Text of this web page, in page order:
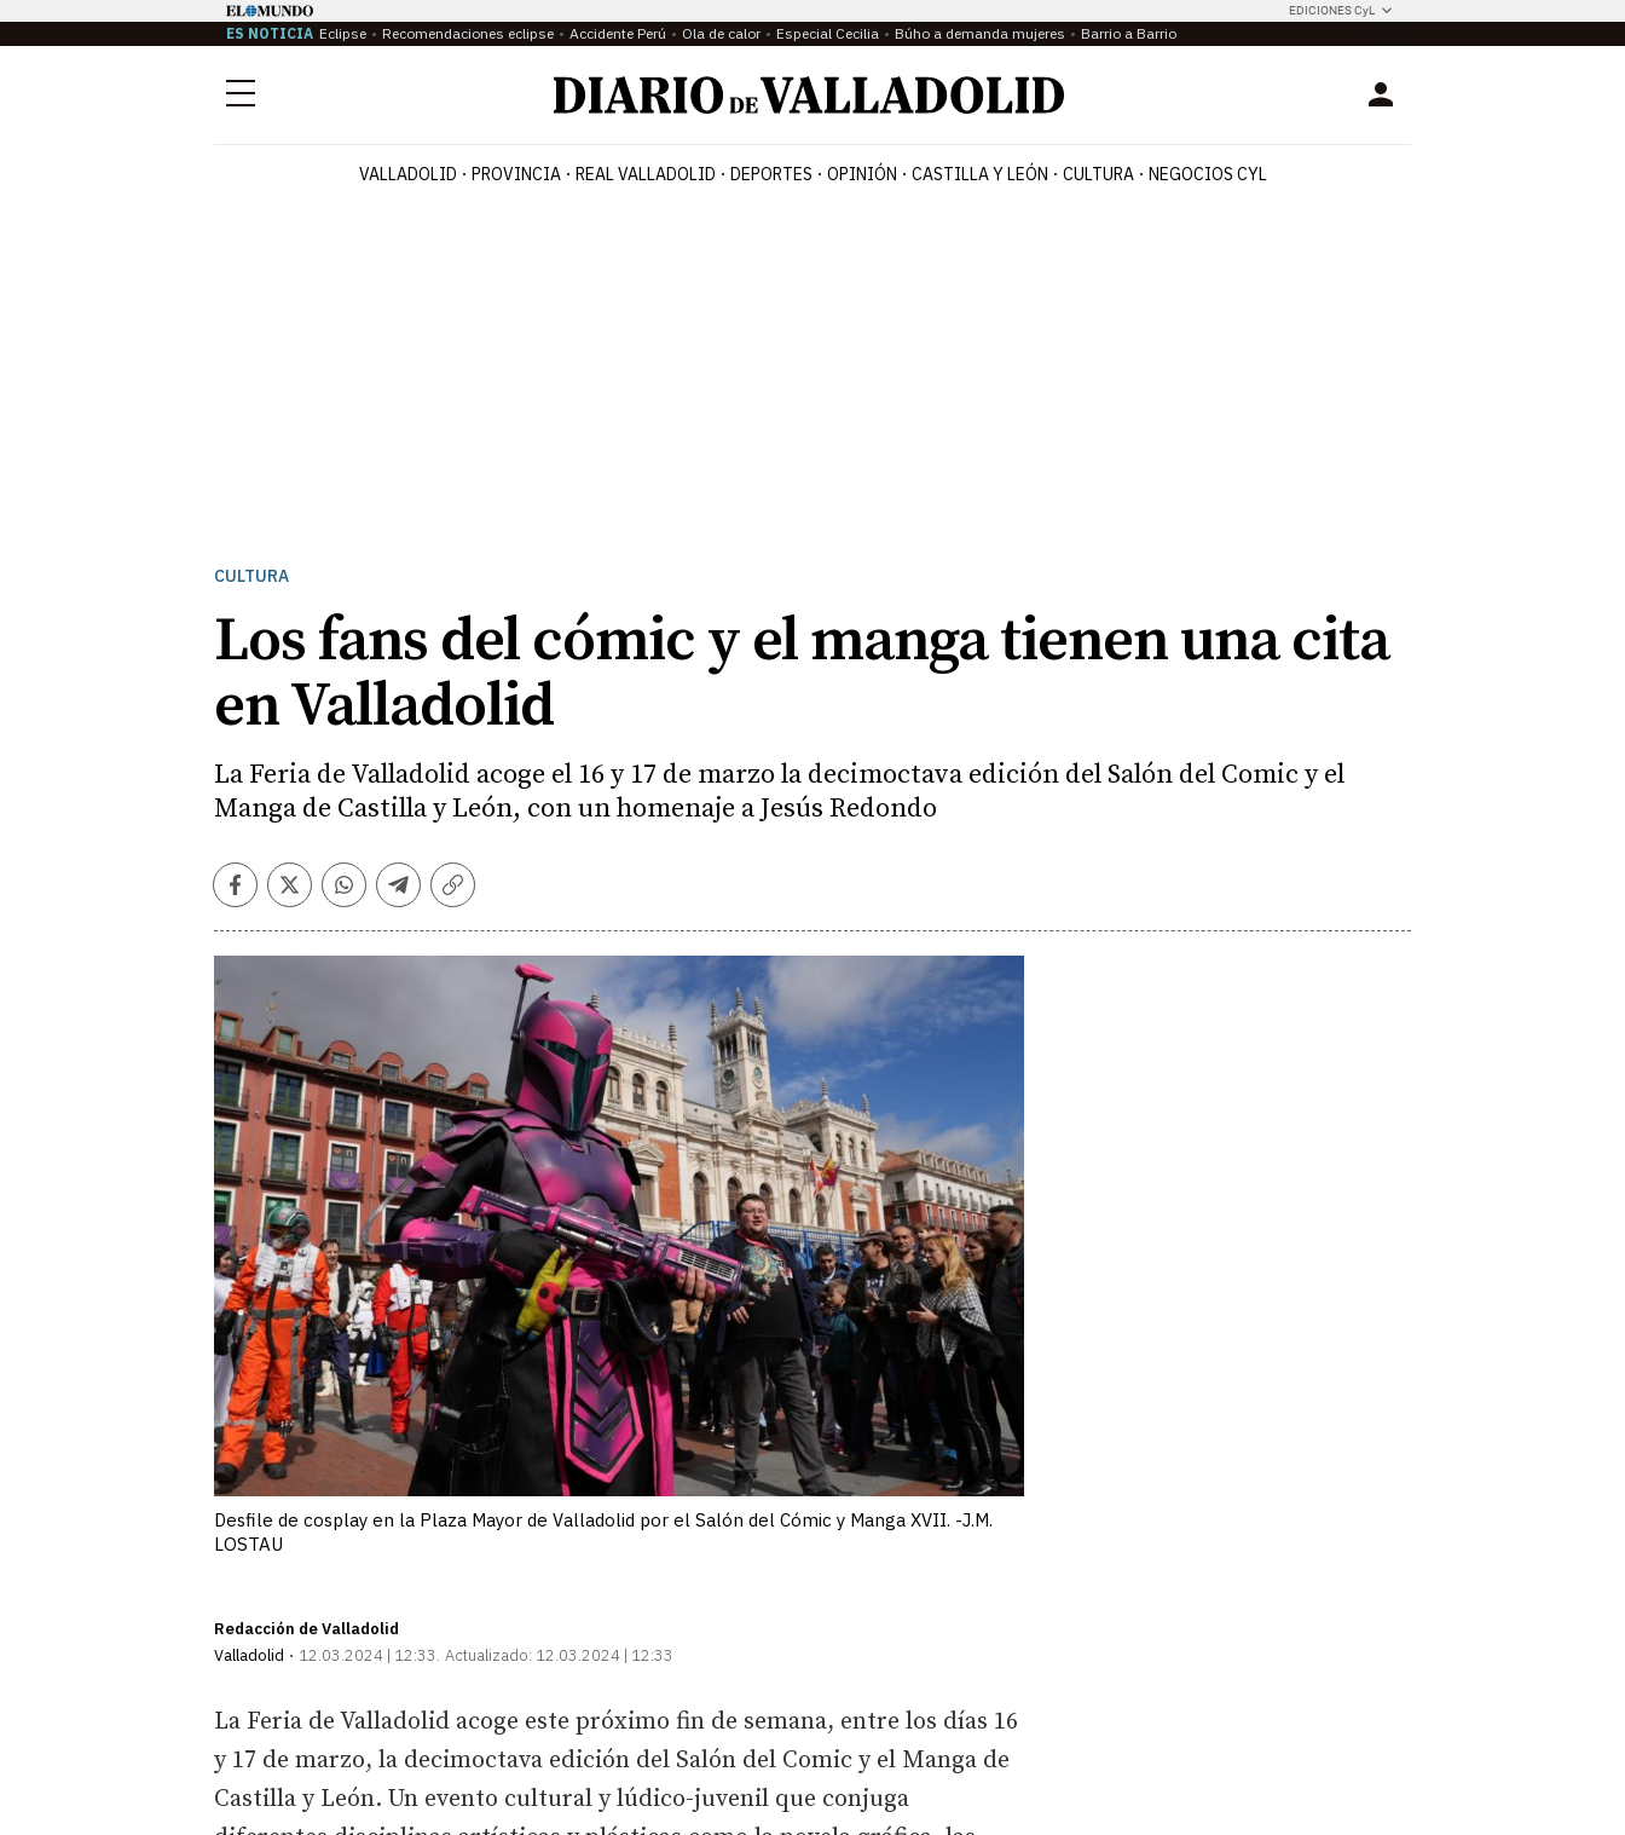
EDICIONES CyL
ES NOTICIA Eclipse Recomendaciones eclipse Accidente Perú Ola de calor Especial Cecilia Búho a demanda mujeres Barrio a Barrio
Menú Login
VALLADOLID PROVINCIA REAL VALLADOLID DEPORTES OPINIÓN CASTILLA Y LEÓN CULTURA NEGOCIOS CYL
CULTURA
Los fans del cómic y el manga tienen una cita
en Valladolid
La Feria de Valladolid acoge el 16 y 17 de marzo la decimoctava edición del Salón del Comic y el
Manga de Castilla y León, con un homenaje a Jesús Redondo
Facebook
TwitterWhatsapp
Telegram
Copiar
Desfile de cosplay en la Plaza Mayor de Valladolid por el Salón del Cómic y Manga XVII. -J.M.
LOSTAU
Redacción de Valladolid
Valladolid
12.03.2024 | 12:33 Actualizado: 12.03.2024 | 12:33
La Feria de Valladolid acoge este próximo fin de semana, entre los días 16
y 17 de marzo, la decimoctava edición del Salón del Comic y el Manga de
Castilla y León. Un evento cultural y lúdico-juvenil que conjuga